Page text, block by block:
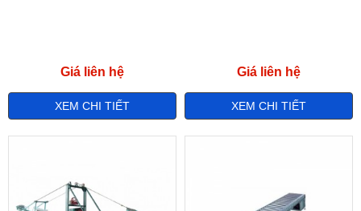
Giá liên hệ
XEM CHI TIẾT
Giá liên hệ
XEM CHI TIẾT